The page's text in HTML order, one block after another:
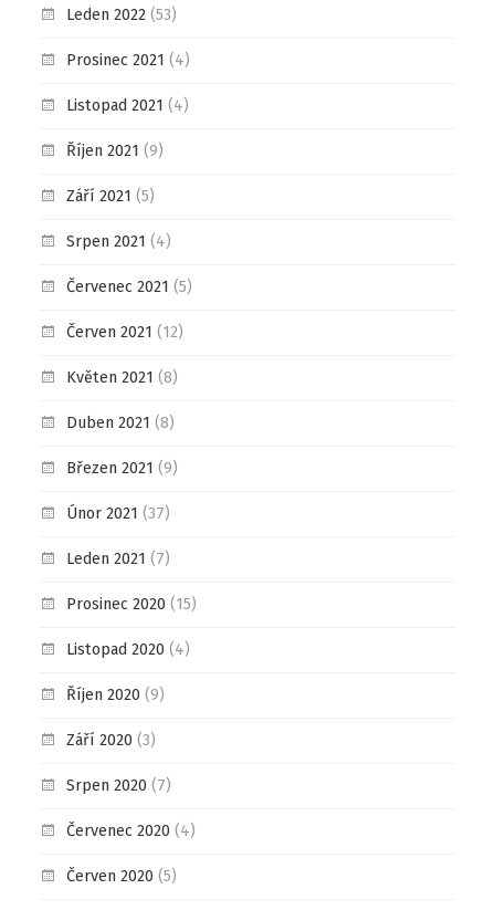
Leden 2022(53)
Prosinec 2021 (4)
Listopad 2021 (4)
Říjen 2021 (9)
Září 2021 (5)
Srpen 2021 (4)
Červenec 2021 (5)
Červen 2021 (12)
Květen 2021 (8)
Duben 2021 (8)
Březen 2021 (9)
Únor 2021 (37)
Leden 2021 (7)
Prosinec 2020 (15)
Listopad 2020 (4)
Říjen 2020 (9)
Září 2020 (3)
Srpen 2020 (7)
Červenec 2020 (4)
Červen 2020 (5)